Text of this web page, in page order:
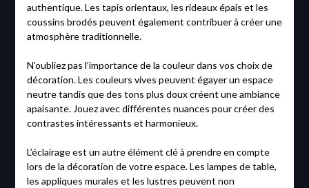
authentique. Les tapis orientaux, les rideaux épais et les
coussins brodés peuvent également contribuer à créer une
atmosphère traditionnelle.
N’oubliez pas l’importance de la couleur dans vos choix de
décoration. Les couleurs vives peuvent égayer un espace
neutre tandis que des tons plus doux créent une ambiance
apaisante. Jouez avec différentes nuances pour créer des
contrastes intéressants et harmonieux.
L’éclairage est un autre élément clé à prendre en compte
lors de la décoration de votre espace. Les lampes de table,
les appliques murales et les lustres peuvent non